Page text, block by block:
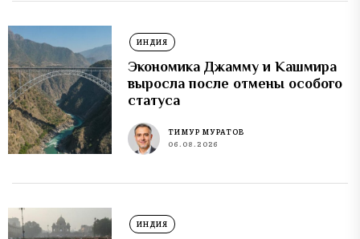
ИНДИЯ
Экономика Джамму и Кашмира
выросла после отмены особого
статуса
ТИМУР МУРАТОВ
06.08.2026
ИНДИЯ